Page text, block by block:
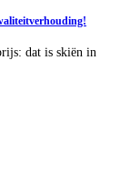
dat is skiën in